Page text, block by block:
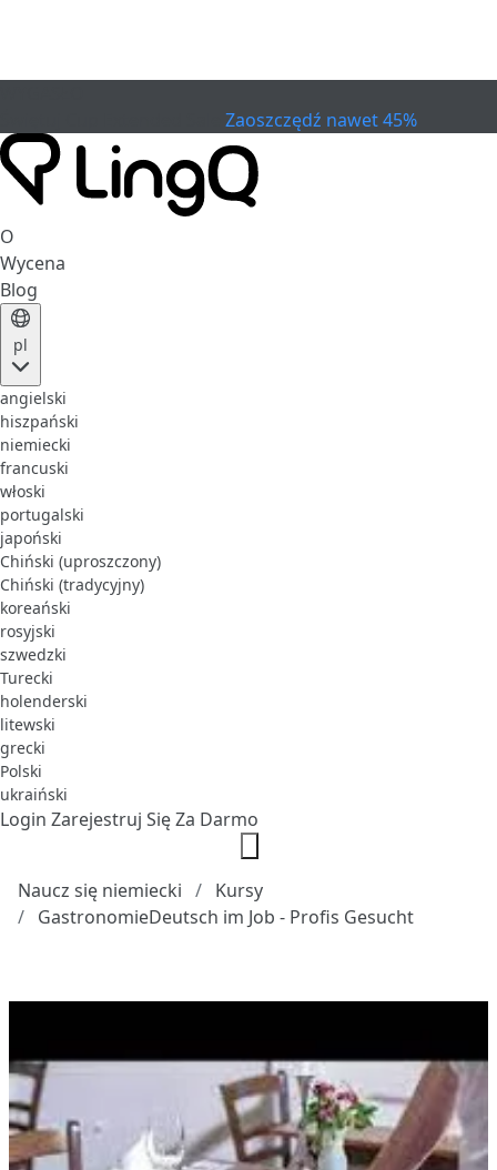
Zaoszczędź nawet 45%
O
Wycena
Blog
pl
angielski
hiszpański
niemiecki
francuski
włoski
portugalski
japoński
Chiński (uproszczony)
Chiński (tradycyjny)
koreański
rosyjski
szwedzki
Turecki
holenderski
litewski
grecki
Polski
ukraiński
Login Zarejestruj Się Za Darmo
Naucz się niemiecki
Kursy
GastronomieDeutsch im Job - Profis Gesucht